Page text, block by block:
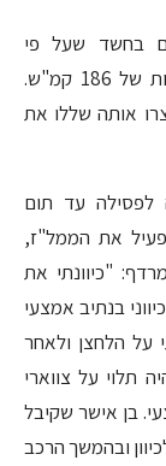
בחשד שעל פי
המשטרה נתפסה "טסה" בכביש החוף במהירות של 186 קמ"ש.
שעצרו אותה שללו את
לפסילה עד תום
את הממל"ז,
"כיוונתי את
בנתיב אמצעי
על הלחצן ולאחר
תלוי על צווארי
בן אישר שקיבל
ובהמשך הרכב